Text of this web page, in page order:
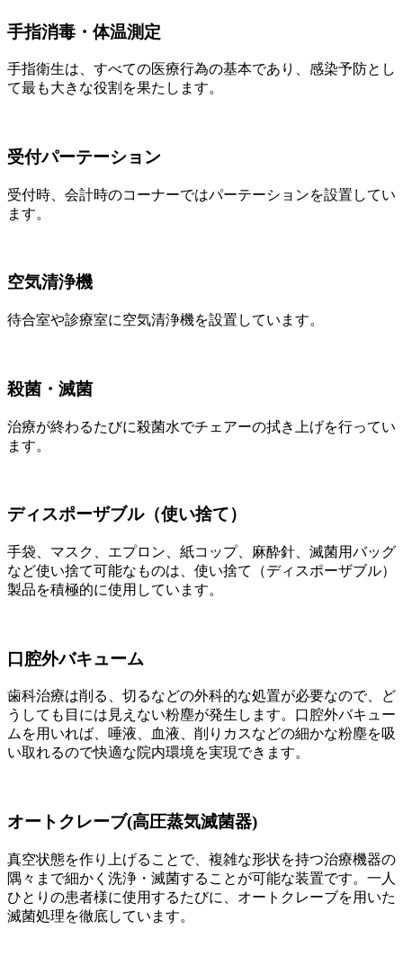
手指消毒・体温測定
手指衛生は、すべての医療行為の基本であり、感染予防とし
て最も大きな役割を果たします。
受付パーテーション
受付時、会計時のコーナーではパーテーションを設置してい
ます。
空気清浄機
待合室や診療室に空気清浄機を設置しています。
殺菌・滅菌
治療が終わるたびに殺菌水でチェアーの拭き上げを行ってい
ます。
ディスポーザブル（使い捨て）
手袋、マスク、エプロン、紙コップ、麻酔針、滅菌用バッグ
など使い捨て可能なものは、使い捨て（ディスポーザブル）
製品を積極的に使用しています。
口腔外バキューム
歯科治療は削る、切るなどの外科的な処置が必要なので、ど
うしても目には見えない粉塵が発生します。口腔外バキュー
ムを用いれば、唾液、血液、削りカスなどの細かな粉塵を吸
い取れるので快適な院内環境を実現できます。
オートクレーブ(高圧蒸気滅菌器)
真空状態を作り上げることで、複雑な形状を持つ治療機器の
隅々まで細かく洗浄・滅菌することが可能な装置です。一人
ひとりの患者様に使用するたびに、オートクレーブを用いた
滅菌処理を徹底しています。